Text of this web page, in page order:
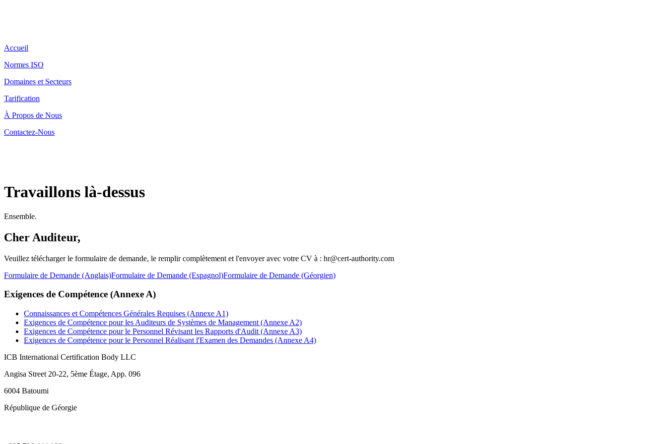
Accueil
Normes ISO
Domaines et Secteurs
Tarification
À Propos de Nous
Contactez-Nous
Travaillons là-dessus
Ensemble.
Cher Auditeur,
Veuillez télécharger le formulaire de demande, le remplir complètement et l'envoyer avec votre CV à : hr@cert-authority.com
Formulaire de Demande (Anglais)Formulaire de Demande (Espagnol)Formulaire de Demande (Géorgien)
Exigences de Compétence (Annexe A)
Connaissances et Compétences Générales Requises (Annexe A1)
Exigences de Compétence pour les Auditeurs de Systèmes de Management (Annexe A2)
Exigences de Compétence pour le Personnel Révisant les Rapports d'Audit (Annexe A3)
Exigences de Compétence pour le Personnel Réalisant l'Examen des Demandes (Annexe A4)
ICB International Certification Body LLC
Angisa Street 20-22, 5ème Étage, App. 096
6004 Batoumi
République de Géorgie